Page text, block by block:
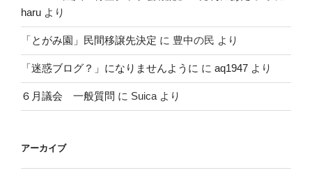
haru より
「とがみ園」民間移譲先決定 に 豊中の民 より
「迷惑ブログ？」になりませんように に aq1947 より
６月議会 一般質問 に Suica より
アーカイブ